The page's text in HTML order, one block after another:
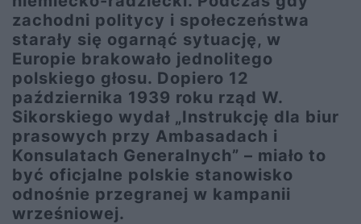
zachodni politycy i społeczeństwa
starały się ogarnąć sytuację, w
Europie brakowało jednolitego
polskiego głosu. Dopiero 12
października 1939 roku rząd W.
Sikorskiego wydał „Instrukcję dla biur
prasowych przy Ambasadach i
Konsulatach Generalnych” – miało to
być oficjalne polskie stanowisko
odnośnie przegranej w kampanii
wrześniowej.